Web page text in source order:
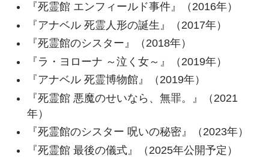
『死霊館 エンフィールド事件』（2016年）
『アナベル 死霊人形の誕生』（2017年）
『死霊館のシスター』（2018年）
『ラ・ヨローナ ～泣く女～』（2019年）
『アナベル 死霊博物館』（2019年）
『死霊館 悪魔のせいなら、無罪。』（2021
年）
『死霊館のシスター 呪いの秘密』（2023年）
『死霊館 最後の儀式』（2025年公開予定）